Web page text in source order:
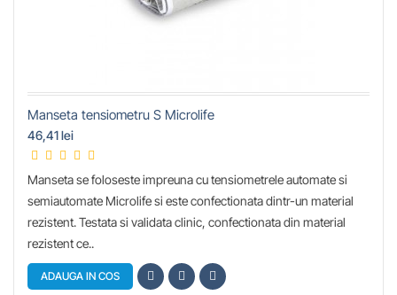
Manseta tensiometru S Microlife
46,41 lei
Manseta se foloseste impreuna cu tensiometrele automate si
semiautomate Microlife si este confectionata dintr-un material
rezistent. Testata si validata clinic, confectionata din material
rezistent ce..
ADAUGA IN COS